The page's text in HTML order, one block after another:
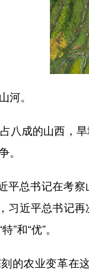
。
成的山西，旱
。
总书记在考察
习近平总书记
”和“优”。
农业变革在这